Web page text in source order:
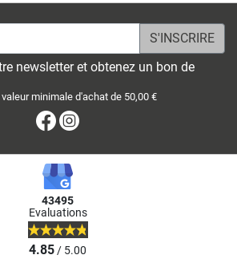
newsletter et obtenez un bon de
minimale d'achat de 50,00 €
Facebook
43495
Evaluations
4.85/ 5.00